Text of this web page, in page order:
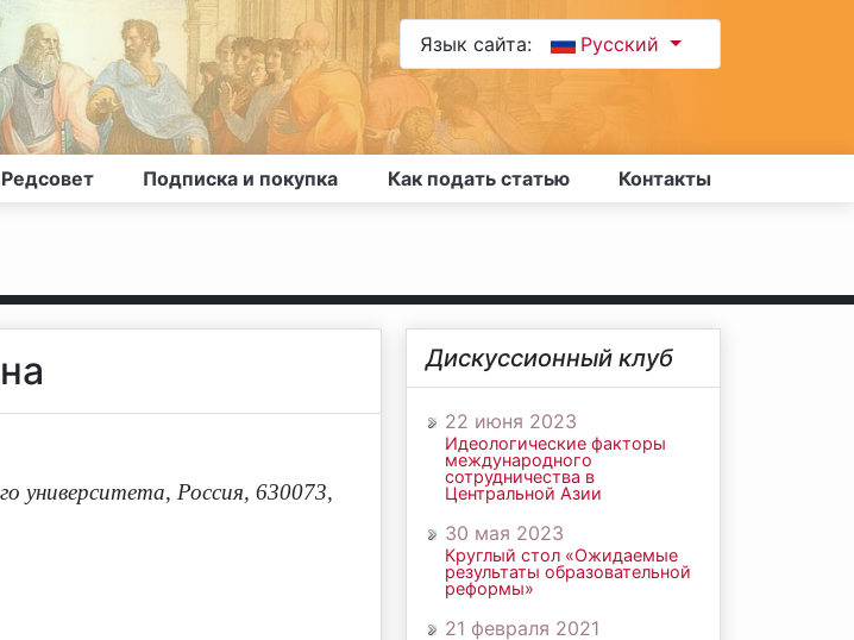
Язык сайта: Русский
Подписка и покупка Как подать статью Контакты
университета, Россия, 630073,
Дискуссионный клуб
22 июня 2023
Идеологические факторы
международного
сотрудничества в
Центральной Азии
30 мая 2023
Круглый стол «Ожидаемые
результаты образовательной
реформы»
21 февраля 2021